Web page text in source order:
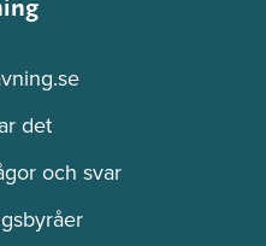
det
och svar